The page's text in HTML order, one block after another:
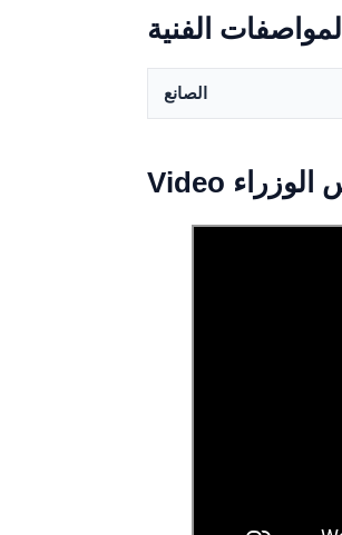
المواصفات الفنية
الصانع